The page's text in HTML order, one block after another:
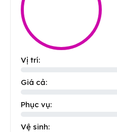
Vị trí:
Giá cả:
Phục vụ:
Vệ sinh: